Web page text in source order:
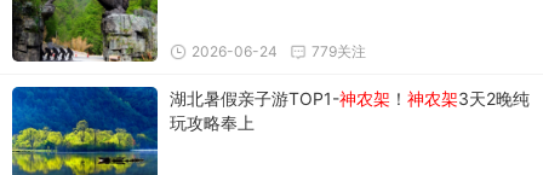
779关注
2026-06-24
湖北暑假亲子游TOP1-神农架 ！ 神农架3天2晚纯
玩攻略奉上